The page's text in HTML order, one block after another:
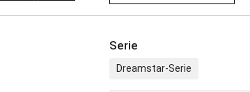
Serie
Dreamstar-Serie